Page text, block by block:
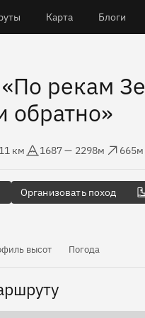
Карта Блоги
рекам
обратно»
11 км
высота
1687 — 2298м
Набор высоты
665м
Организовать поход
высот Погода